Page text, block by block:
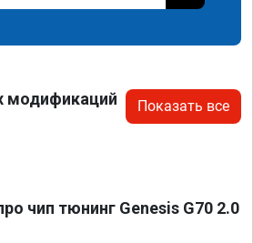
модификаций
Показать все
чип тюнинг Genesis G70 2.0